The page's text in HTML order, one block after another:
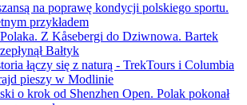
na poprawę kondycji polskiego sportu.
przykładem
Z Kåsebergi do Dziwnowa. Bartek
Bałtyk
łączy się z naturą - TrekTours i Columbia
pieszy w Modlinie
o krok od Shenzhen Open. Polak pokonał